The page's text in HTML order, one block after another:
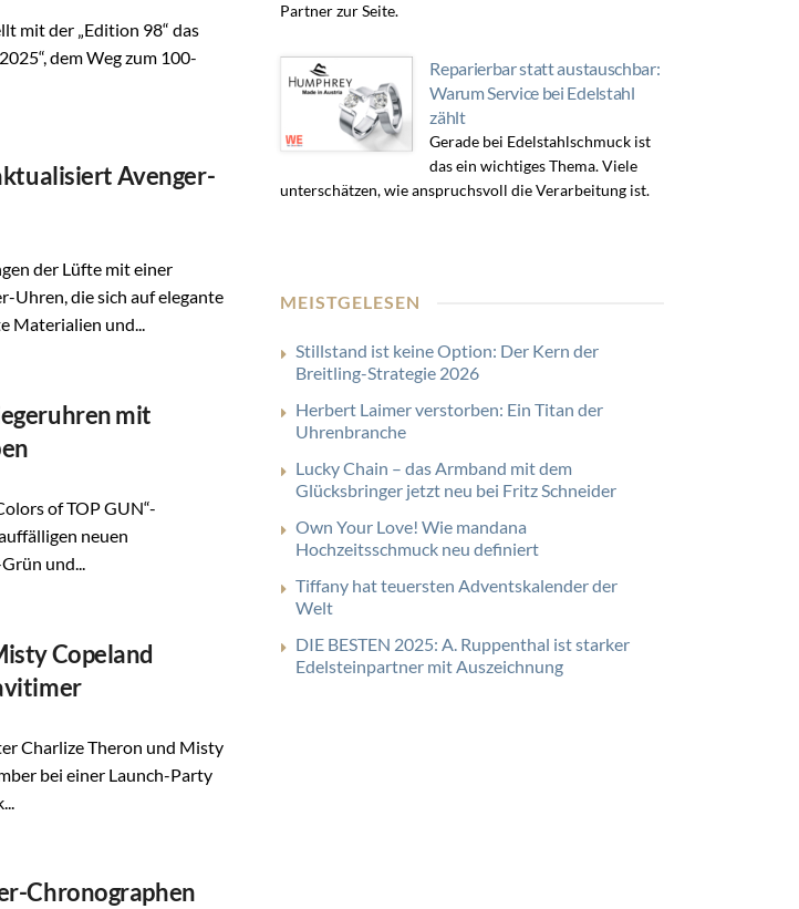
mit der „Edition 98“ das
dem Weg zum 100-
Avenger-
der Lüfte mit einer
Uhren, die sich auf elegante
und...
mit
of TOP GUN“-
neuen
und...
Copeland
Charlize Theron und Misty
bei einer Launch-Party
Chronographen
Partner zur Seite.
Reparierbar statt austauschbar:
Warum Service bei Edelstahl
zählt
Gerade bei Edelstahlschmuck ist
das ein wichtiges Thema. Viele
unterschätzen, wie anspruchsvoll die Verarbeitung ist.
MEISTGELESEN
Stillstand ist keine Option: Der Kern der
Breitling-Strategie 2026
Herbert Laimer verstorben: Ein Titan der
Uhrenbranche
Lucky Chain – das Armband mit dem
Glücksbringer jetzt neu bei Fritz Schneider
Own Your Love! Wie mandana
Hochzeitsschmuck neu definiert
Tiffany hat teuersten Adventskalender der
Welt
DIE BESTEN 2025: A. Ruppenthal ist starker
Edelsteinpartner mit Auszeichnung